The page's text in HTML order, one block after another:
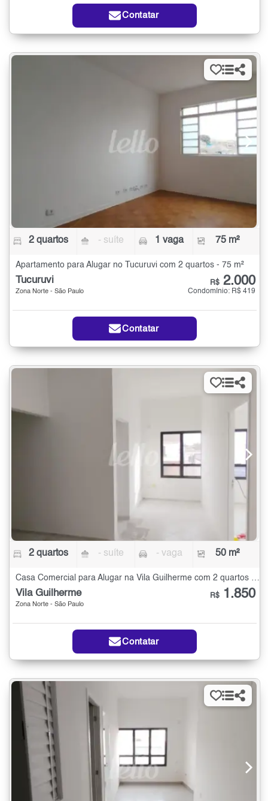
Contatar
2 quartos - suíte 1 vaga 75 m²
Apartamento para Alugar no Tucuruvi com 2 quartos - 75 m²
Tucuruvi
Zona Norte - São Paulo
R$ 2.000
Condomínio: R$ 419
Contatar
2 quartos - suíte - vaga 50 m²
Casa Comercial para Alugar na Vila Guilherme com 2 quartos - 50 m²
Vila Guilherme
Zona Norte - São Paulo
R$ 1.850
Contatar